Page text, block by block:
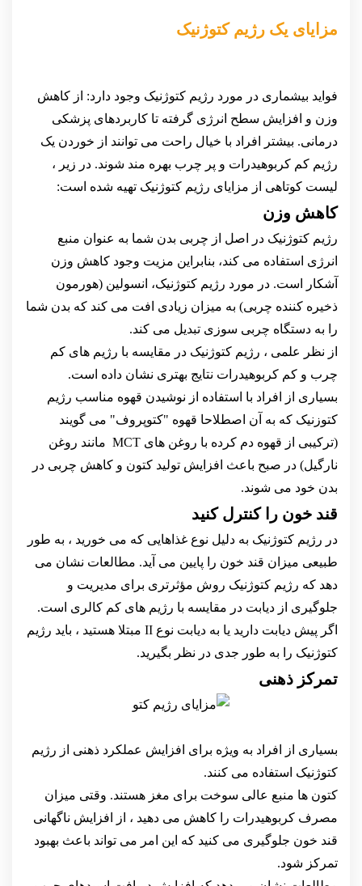
مزایای یک رژیم کتوژنیک
فواید بیشماری در مورد رژیم کتوژنیک وجود دارد: از کاهش
وزن و افزایش سطح انرژی گرفته تا کاربردهای پزشکی
درمانی. بیشتر افراد با خیال راحت می توانند از خوردن یک
رژیم کم کربوهیدرات و پر چرب بهره مند شوند. در زیر ،
لیست کوتاهی از مزایای رژیم کتوژنیک تهیه شده است:
کاهش وزن
رژیم کتوژنیک در اصل از چربی بدن شما به عنوان منبع
انرژی استفاده می کند، بنابراین مزیت وجود کاهش وزن
آشکار است. در مورد رژیم کتوژنیک، انسولین (هورمون
ذخیره کننده چربی) به میزان زیادی افت می کند که بدن شما
را به دستگاه چربی سوزی تبدیل می کند.
از نظر علمی ، رژیم کتوژنیک در مقایسه با رژیم های کم
چرب و کم کربوهیدرات نتایج بهتری نشان داده است.
بسیاری از افراد با استفاده از نوشیدن قهوه مناسب رژیم
کتوزنیک که به آن اصطلاحا قهوه "کتوپروف" می گویند
(ترکیبی از قهوه دم کرده با روغن های MCT مانند روغن
نارگیل) در صبح باعث افزایش تولید کتون و کاهش چربی در
بدن خود می شوند.
قند خون را کنترل کنید
در رژیم کتوژنیک به دلیل نوع غذاهایی که می خورید ، به طور
طبیعی میزان قند خون را پایین می آید. مطالعات نشان می
دهد که رژیم کتوژنیک روش مؤثرتری برای مدیریت و
جلوگیری از دیابت در مقایسه با رژیم های کم کالری است.
اگر پیش دیابت دارید یا به دیابت نوع II مبتلا هستید ، باید رژیم
کتوژنیک را به طور جدی در نظر بگیرید.
تمرکز ذهنی
بسیاری از افراد به ویژه برای افزایش عملکرد ذهنی از رژیم
کتوژنیک استفاده می کنند.
کتون ها منبع عالی سوخت برای مغز هستند. وقتی میزان
مصرف کربوهیدرات را کاهش می دهید ، از افزایش ناگهانی
قند خون جلوگیری می کنید که این امر می تواند باعث بهبود
تمرکز شود.